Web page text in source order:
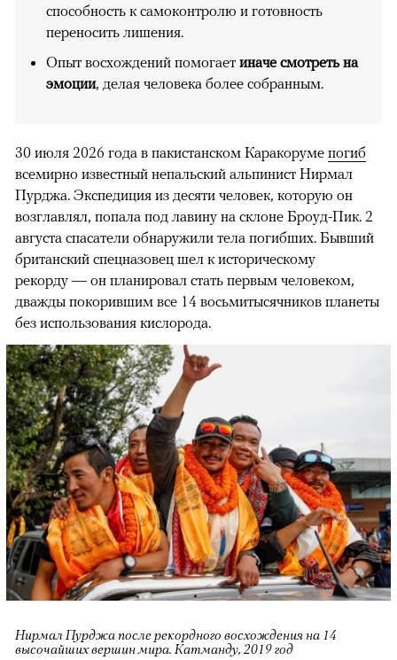
способность к самоконтролю и готовность
переносить лишения.
Опыт восхождений помогает иначе смотреть на
эмоции, делая человека более собранным.
30 июля 2026 года в пакистанском Каракоруме погиб
всемирно известный непальский альпинист Нирмал
Пурджа. Экспедиция из десяти человек, которую он
возглавлял, попала под лавину на склоне Броуд-Пик. 2
августа спасатели обнаружили тела погибших. Бывший
британский спецназовец шел к историческому
рекорду — он планировал стать первым человеком,
дважды покорившим все 14 восьмитысячников планеты
без использования кислорода.
Нирмал Пурджа после рекордного восхождения на 14
высочайших вершин мира. Катманду, 2019 год